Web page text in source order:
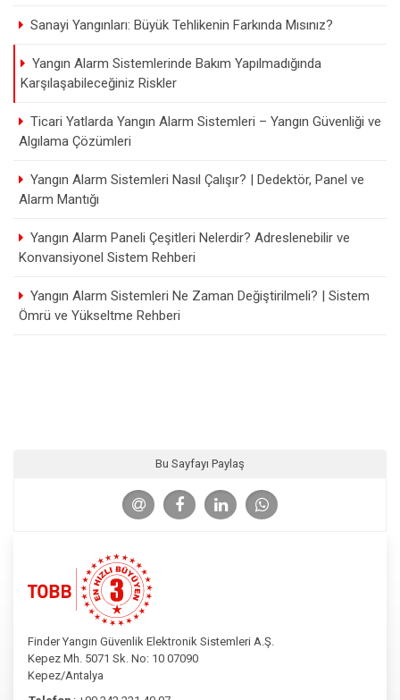
Sanayi Yangınları: Büyük Tehlikenin Farkında Mısınız?
Yangın Alarm Sistemlerinde Bakım Yapılmadığında
Karşılaşabileceğiniz Riskler
Ticari Yatlarda Yangın Alarm Sistemleri – Yangın Güvenliği ve
Algılama Çözümleri
Yangın Alarm Sistemleri Nasıl Çalışır? | Dedektör, Panel ve
Alarm Mantığı
Yangın Alarm Paneli Çeşitleri Nelerdir? Adreslenebilir ve
Konvansiyonel Sistem Rehberi
Yangın Alarm Sistemleri Ne Zaman Değiştirilmeli? | Sistem
Ömrü ve Yükseltme Rehberi
Bu Sayfayı Paylaş
Finder Yangın Güvenlik Elektronik Sistemleri A.Ş.
Kepez Mh. 5071 Sk. No: 10 07090
Kepez/Antalya